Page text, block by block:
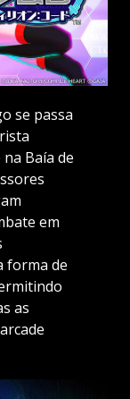
se passa
Baía de
em
forma de
as